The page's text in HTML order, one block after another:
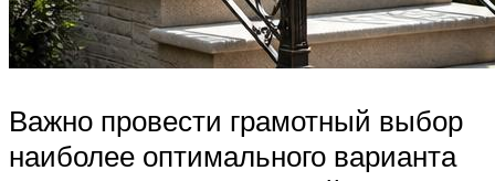
Важно провести грамотный выбор
наиболее оптимального варианта